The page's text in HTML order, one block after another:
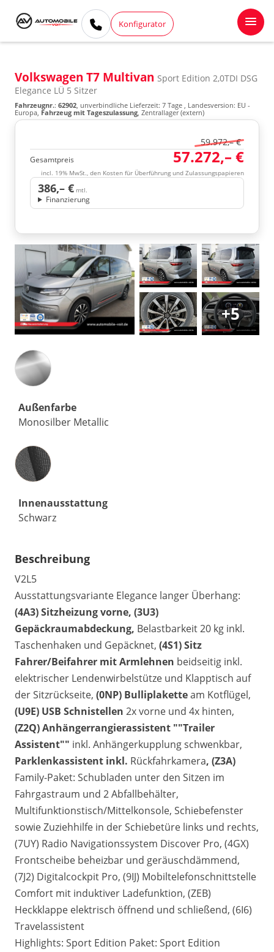
Konfigurator
Volkswagen T7 Multivan Sport Edition 2,0TDI DSG
Elegance LÜ 5 Sitzer
Fahrzeugnr.: 62902, unverbindliche Lieferzeit: 7 Tage , Landesversion: EU -
Europa, Fahrzeug mit Tageszulassung, Zentrallager (extern)
59.972,– €
Gesamtpreis 57.272,– €
incl. 19% MwSt., den Kosten für Überführung und Zulassungspapieren
386,– € mtl.
Finanzierung
+5
Außenfarbe
Monosilber Metallic
Innenausstattung
Innenausstattung
Schwarz
Beschreibung
V2L5
Ausstattungsvariante Elegance langer Überhang:
(4A3) Sitzheizung vorne, (3U3)
Gepäckraumabdeckung, Belastbarkeit 20 kg inkl.
Taschenhaken und Gepäcknet, (4S1) Sitz
Fahrer/Beifahrer mit Armlehnen beidseitig inkl.
elektrischer Lendenwirbelstütze und Klapptisch auf
der Sitzrückseite, (0NP) Bulliplaketteam Kotflügel,
(U9E) USB Schnistellen 2x vorne und 4x hinten,
(Z2Q) Anhängerrangierassistent ""Trailer
Assistent"" inkl. Anhängerkupplung schwenkbar,
Parklenkassistent inkl. Rückfahrkamera, (Z3A)
Family-Paket: Schubladen unter den Sitzen im
Fahrgastraum und 2 Abfallbehälter,
Multifunktionstisch/Mittelkonsole, Schiebefenster
sowie Zuziehhilfe in der Schiebetüre links und rechts,
(7UY) Radio Navigationssystem Discover Pro, (4GX)
Frontscheibe beheizbar und geräuschdämmend,
(7J2) Digitalcockpit Pro, (9IJ) Mobiltelefonschnittstelle
Comfort mit induktiver Ladefunktion, (ZEB)
Heckklappe elektrisch öffnend und schließend, (6I6)
Travelassistent
Highlights: Sport Edition Paket: Sport Edition